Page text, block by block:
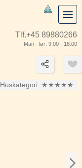
Tlf.+45 89880266
Man - lør: 9.00 - 18.00
Huskategori: ★★★★★